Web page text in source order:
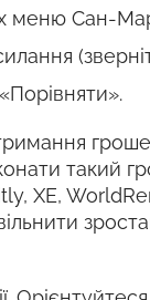
меню Сан-
такий
XE,